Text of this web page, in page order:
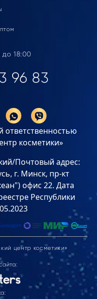
18:00
96 83
косметики»
Почтовый адрес:
г. Минск, пр-кт
офис 22. Дата
Республики
центр косметики»